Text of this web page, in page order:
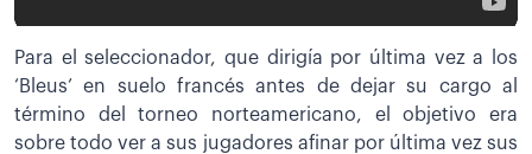
Para el seleccionador, que dirigía por última vez a los
‘Bleus’ en suelo francés antes de dejar su cargo al
término del torneo norteamericano, el objetivo era
sobre todo ver a sus jugadores afinar por última vez sus